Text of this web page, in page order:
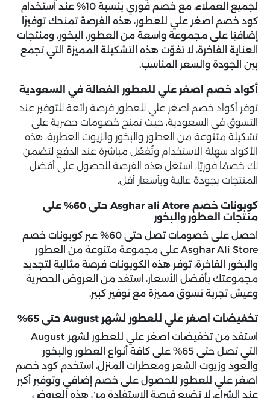
لجميع العملاء، مع خصم فوري بنسبة 10% عند استخدام
كود خصم اصغر علي للعطور، هذه الفرصة تمنحك توفيرًا
إضافيًا على مجموعة واسعة من العطور، البخور، ومنتجات
العناية الفاخرة، لا تفوّت هذه التشكيلة المميزة التي تجمع
بين الجودة والسعر المناسب.
أكواد خصم اصغر علي للعطور الفعالة في السعودية
توفر أكواد خصم اصغر علي للعطور فرصة رائعة للتوفير عند
التسوق في السعودية، حيث تمنح خصومات حصرية على
تشكيلة متنوعة من العطور والبخور والزيوت العطرية، هذه
الأكواد سهلة الاستخدام وتُفعّل مباشرة عند الدفع لتضمن
لك خصمًا فوريًا، استغل هذه الفرصة للحصول على أفضل
المنتجات بجودة عالية وبأسعار أقل.
كوبونات خصم Asghar ali Atore حتى 60% على
منتجات العطور والبخور
احصل على خصومات تصل حتى 60% عبر كوبونات خصم
Asghar Ali Store على مجموعة متنوعة من العطور
والبخور الفاخرة، توفر هذه الكوبونات فرصة مثالية لتجديد
مجموعتك بأفضل الأسعار، استفد من العروض الحصرية
وعيش تجربة تسوق مميزة مع توفير كبير.
تخفيضات اصغر علي للعطور لشهر August حتى 65%
استفد من تخفيضات اصغر علي للعطور لشهر August
التي تصل حتى 65% على كافة أنواع العطور والبخور
والعود وزيوت الشعر ومعطرات المنزل، استخدم كود خصم
اصغر علي للعطور للحصول على خصم إضافي وتوفير أكبر
عند الشراء، لا تضيع فرصة الاستفادة من هذه العروض